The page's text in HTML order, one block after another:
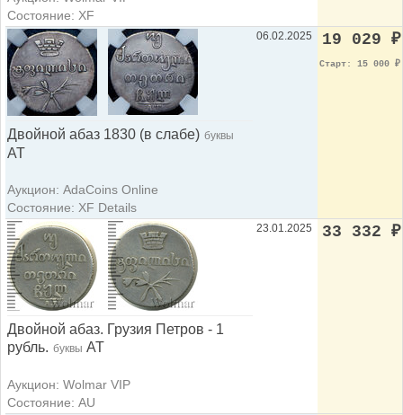
Состояние: XF
Двойной абаз 1830 (в слабе) буквы
АТ
Аукцион: AdaCoins Online
Состояние: XF Details
06.02.2025 19 029 ₽
Старт: 15 000 ₽
Двойной абаз. Грузия Петров - 1
рубль. буквы АТ
Аукцион: Wolmar VIP
Состояние: AU
23.01.2025 33 332 ₽